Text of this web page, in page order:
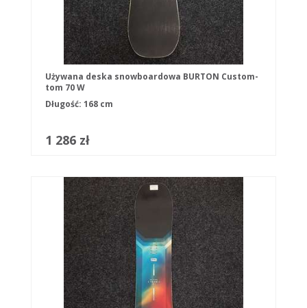
Używana deska snowboardowa BURTON Custom-
tom 70 W
Długość: 168 cm
1 286 zł